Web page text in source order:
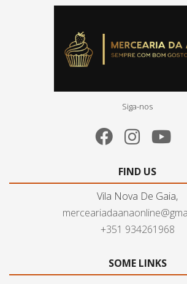
Siga-nos
FIND US
Vila Nova De Gaia,
+351 934261968
SOME LINKS